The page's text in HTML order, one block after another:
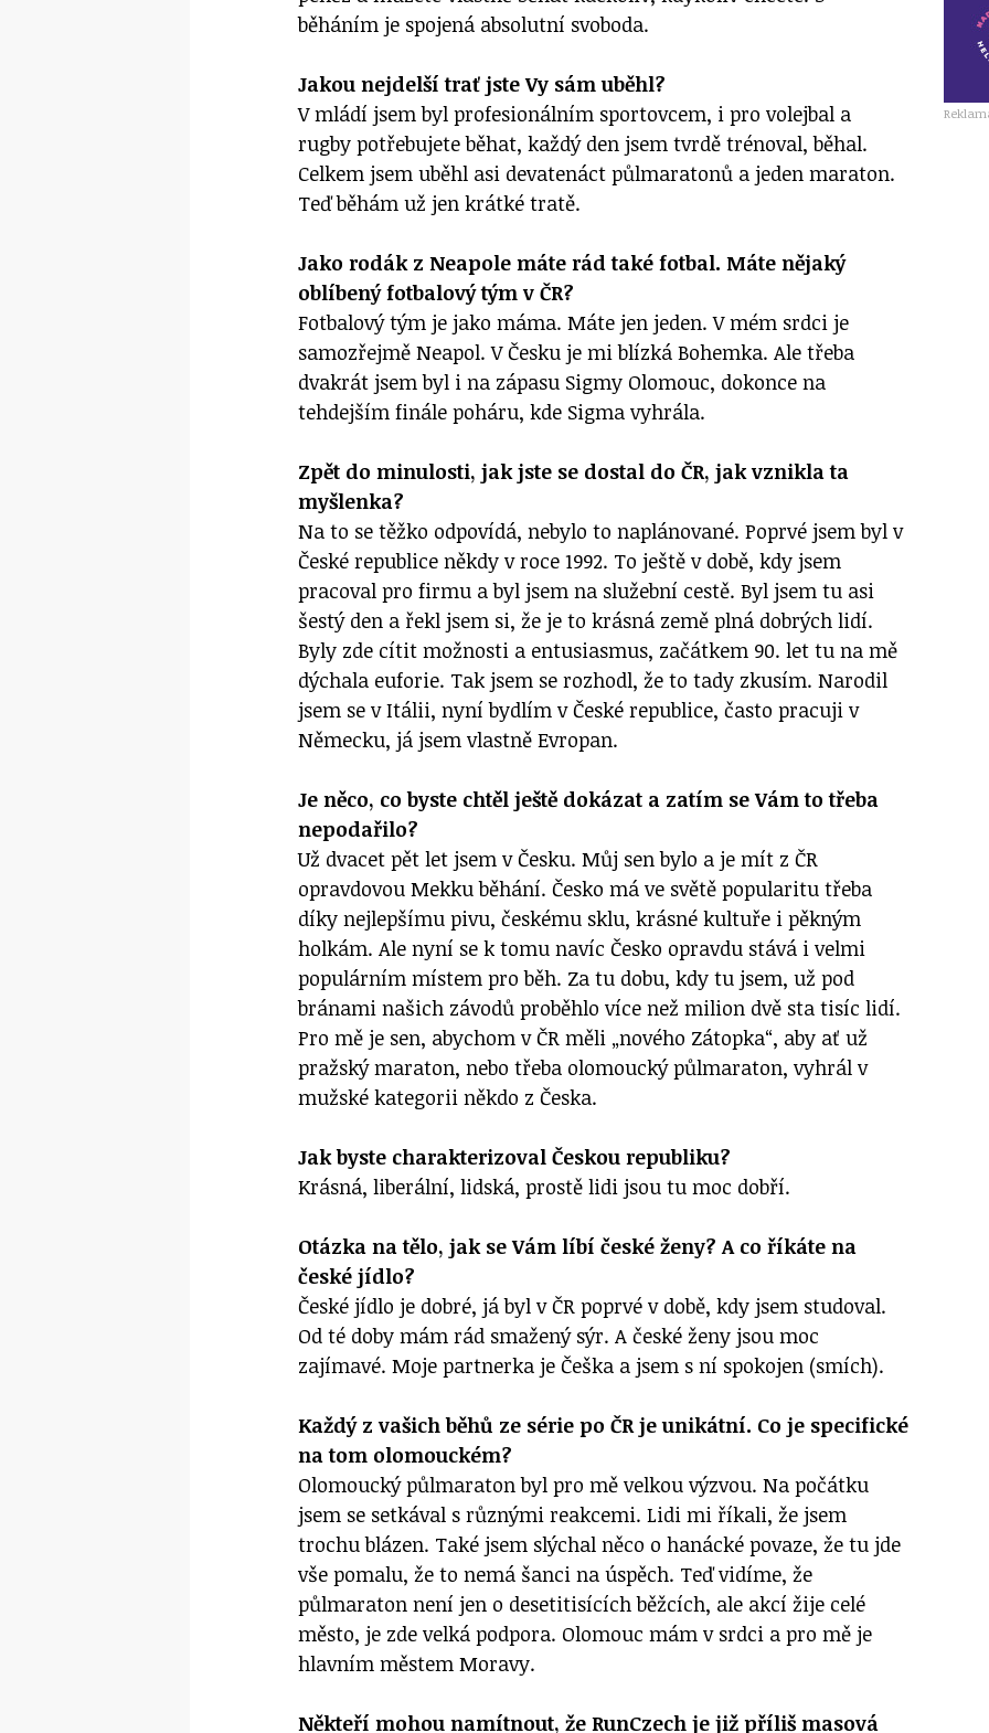
běháním je spojená absolutní svoboda.
Jakou nejdelší trať jste Vy sám uběhl?
V mládí jsem byl profesionálním sportovcem, i pro volejbal a
rugby potřebujete běhat, každý den jsem tvrdě trénoval, běhal.
Celkem jsem uběhl asi devatenáct půlmaratonů a jeden maraton.
Teď běhám už jen krátké tratě.
Jako rodák z Neapole máte rád také fotbal. Máte nějaký
oblíbený fotbalový tým v ČR?
Fotbalový tým je jako máma. Máte jen jeden. V mém srdci je
samozřejmě Neapol. V Česku je mi blízká Bohemka. Ale třeba
dvakrát jsem byl i na zápasu Sigmy Olomouc, dokonce na
tehdejším finále poháru, kde Sigma vyhrála.
Zpět do minulosti, jak jste se dostal do ČR, jak vznikla ta
myšlenka?
Na to se těžko odpovídá, nebylo to naplánované. Poprvé jsem byl v
České republice někdy v roce 1992. To ještě v době, kdy jsem
pracoval pro firmu a byl jsem na služební cestě. Byl jsem tu asi
šestý den a řekl jsem si, že je to krásná země plná dobrých lidí.
Byly zde cítit možnosti a entusiasmus, začátkem 90. let tu na mě
dýchala euforie. Tak jsem se rozhodl, že to tady zkusím. Narodil
jsem se v Itálii, nyní bydlím v České republice, často pracuji v
Německu, já jsem vlastně Evropan.
Je něco, co byste chtěl ještě dokázat a zatím se Vám to třeba
nepodařilo?
Už dvacet pět let jsem v Česku. Můj sen bylo a je mít z ČR
opravdovou Mekku běhání. Česko má ve světě popularitu třeba
díky nejlepšímu pivu, českému sklu, krásné kultuře i pěkným
holkám. Ale nyní se k tomu navíc Česko opravdu stává i velmi
populárním místem pro běh. Za tu dobu, kdy tu jsem, už pod
bránami našich závodů proběhlo více než milion dvě sta tisíc lidí.
Pro mě je sen, abychom v ČR měli „nového Zátopka“, aby ať už
pražský maraton, nebo třeba olomoucký půlmaraton, vyhrál v
mužské kategorii někdo z Česka.
Jak byste charakterizoval Českou republiku?
Krásná, liberální, lidská, prostě lidi jsou tu moc dobří.
Otázka na tělo, jak se Vám líbí české ženy? A co říkáte na
české jídlo?
České jídlo je dobré, já byl v ČR poprvé v době, kdy jsem studoval.
Od té doby mám rád smažený sýr. A české ženy jsou moc
zajímavé. Moje partnerka je Češka a jsem s ní spokojen (smích).
Každý z vašich běhů ze série po ČR je unikátní. Co je specifické
na tom olomouckém?
Olomoucký půlmaraton byl pro mě velkou výzvou. Na počátku
jsem se setkával s různými reakcemi. Lidi mi říkali, že jsem
trochu blázen. Také jsem slýchal něco o hanácké povaze, že tu jde
vše pomalu, že to nemá šanci na úspěch. Teď vidíme, že
půlmaraton není jen o desetitisících běžcích, ale akcí žije celé
město, je zde velká podpora. Olomouc mám v srdci a pro mě je
hlavním městem Moravy.
Někteří mohou namítnout, že RunCzech je již příliš masová